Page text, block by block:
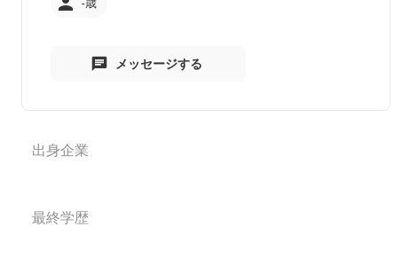
-歳
メッセージする
出身企業
最終学歴